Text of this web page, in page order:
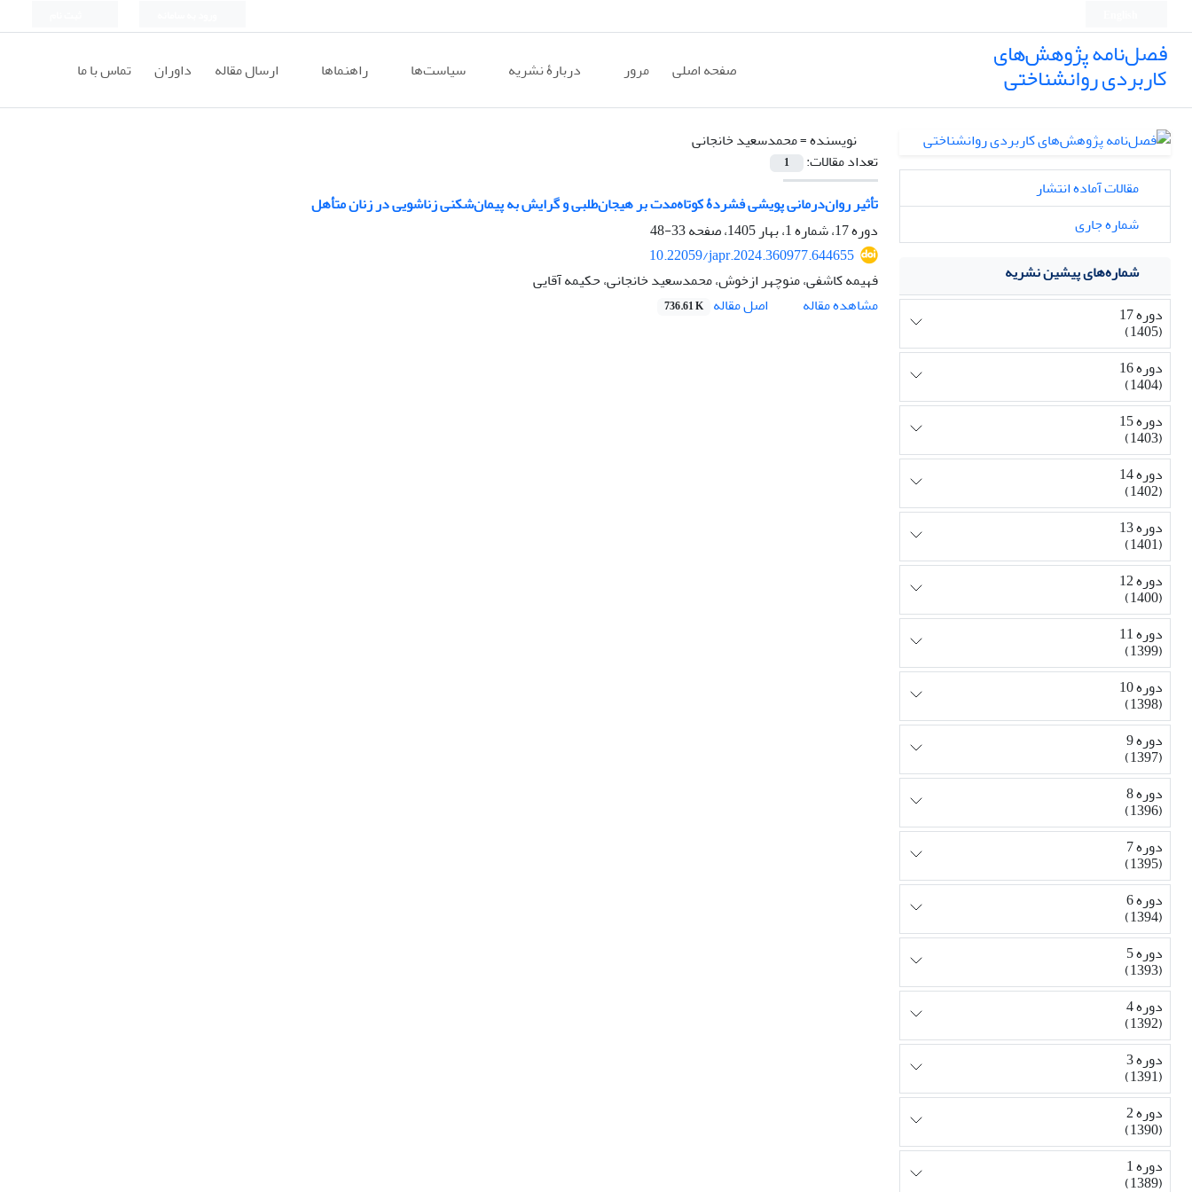
فصل‌نامه پژوهش‌های
کاربردی روانشناختی صفحه اصلی مرور دربارۀ نشریه سیاست‌ها راهنماها ارسال مقاله داوران تماس با ما
نویسنده =محمدسعید خانجانی
تعداد مقالات:
1
تأثیر روان‌درمانی پویشی فشردۀ کوتاه‌مدت بر هیجان‌طلبی و گرایش به پیمان‌شکنی زناشویی ‏در زنان متأهل
دوره 17، شماره 1، بهار 1405، صفحه
33-48
10.22059/japr.2024.360977.644655
فهیمه کاشفی، منوچهر ازخوش، محمدسعید خانجانی، حکیمه آقایی
مشاهده مقاله
اصل مقاله 736.61 K
مقالات آماده انتشار
شماره جاری
شماره‌های پیشین نشریه
دوره 17
(1405)
دوره 16
(1404)
دوره 15
(1403)
دوره 14
(1402)
دوره 13
(1401)
دوره 12
(1400)
دوره 11
(1399)
دوره 10
(1398)
دوره 9
(1397)
دوره 8
(1396)
دوره 7
(1395)
دوره 6
(1394)
دوره 5
(1393)
دوره 4
(1392)
دوره 3
(1391)
دوره 2
(1390)
دوره 1
(1389)